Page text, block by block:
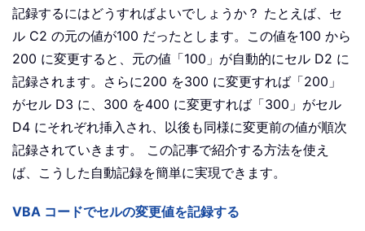
記録するにはどうすればよいでしょうか？ たとえば、セ
ル C2 の元の値が100 だったとします。この値を100 から
200 に変更すると、元の値「100」が自動的にセル D2 に
記録されます。さらに200 を300 に変更すれば「200」
がセル D3 に、300 を400 に変更すれば「300」がセル
D4 にそれぞれ挿入され、以後も同様に変更前の値が順次
記録されていきます。 この記事で紹介する方法を使え
ば、こうした自動記録を簡単に実現できます。
VBA コードでセルの変更値を記録する